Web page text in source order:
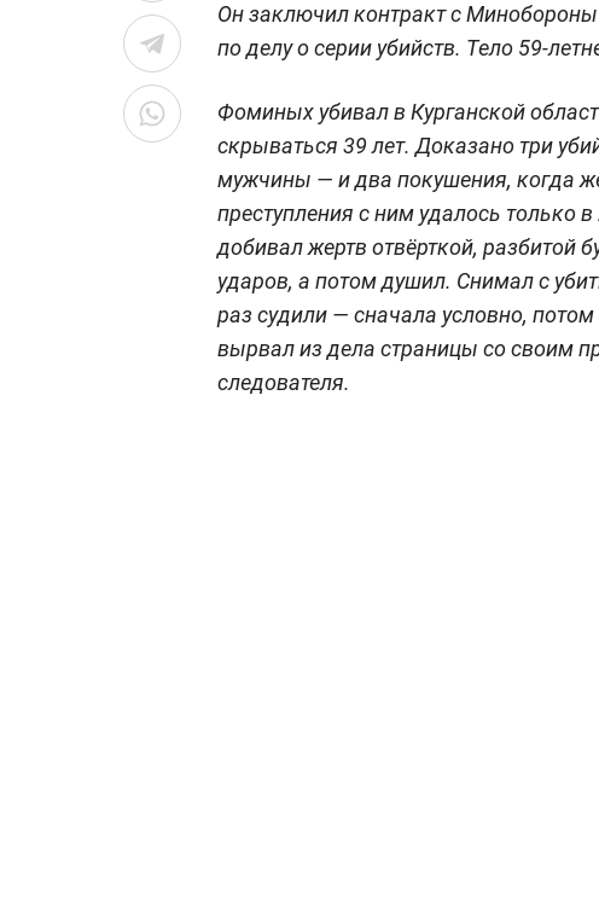
Он заключил контракт с Минобороны
по делу о серии убийств. Тело 59-
Фоминых убивал в Курганской
скрываться 39 лет. Доказано три
мужчины — и два покушения, когда
преступления с ним удалось только
добивал жертв отвёрткой, разбитой
ударов, а потом душил. Снимал с
раз судили — сначала условно,
вырвал из дела страницы со своим
следователя.